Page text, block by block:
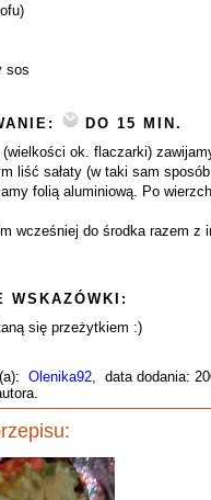
sos
DO 15 MIN.
(wielkości ok. flaczarki)
liść sałaty (w taki sam
folią aluminiową. Po
wcześniej do środka razem z
WSKAZÓWKI:
się przeżytkiem :)
Olenika92, data dodania: